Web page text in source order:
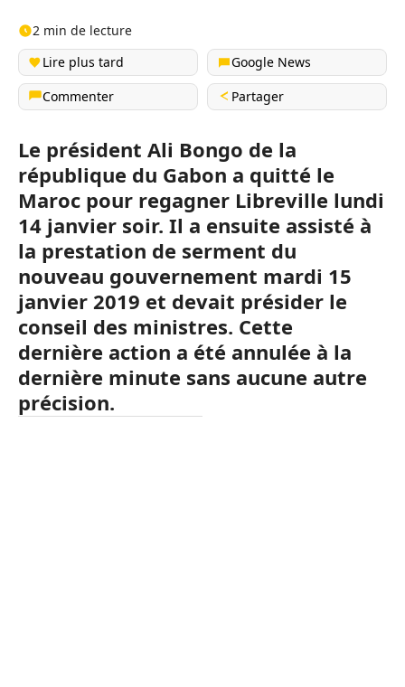
2 min de lecture
Lire plus tard
Google News
Commenter
Partager
Le président Ali Bongo de la
république du Gabon a quitté le
Maroc pour regagner Libreville lundi
14 janvier soir. Il a ensuite assisté à
la prestation de serment du
nouveau gouvernement mardi 15
janvier 2019 et devait présider le
conseil des ministres. Cette
dernière action a été annulée à la
dernière minute sans aucune autre
précision.